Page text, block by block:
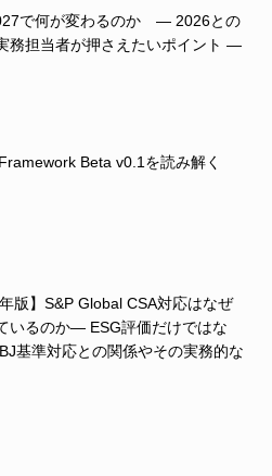
で何が変わるのか ― 2026との
務担当者が押さえたいポイント ―
Beta v0.1を読み解く
年版】S&P Global CSA対応はなぜ
いるのか― ESG評価だけではな
基準対応との関係やその実務的な